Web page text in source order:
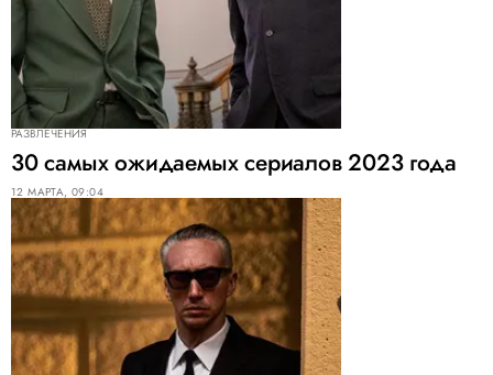
РАЗВЛЕЧЕНИЯ
30 самых ожидаемых сериалов 2023 года
12 МАРТА, 09:04